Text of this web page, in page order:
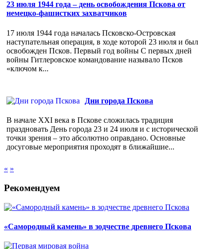
23 июля 1944 года – день освобождения Пскова от
немецко-фашистких захватчиков
17 июля 1944 года началась Псковско-Островская
наступательная операция, в ходе которой 23 июля и был
освобожден Псков. Первый год войны С первых дней
войны Гитлеровское командование называло Псков
«ключом к...
Дни города Пскова
В начале XXI века в Пскове сложилась традиция
праздновать День города 23 и 24 июля и с исторической
точки зрения – это абсолютно оправдано. Основные
досуговые мероприятия проходят в ближайшие...
« »
Рекомендуем
«Самородный камень» в зодчестве древнего Пскова